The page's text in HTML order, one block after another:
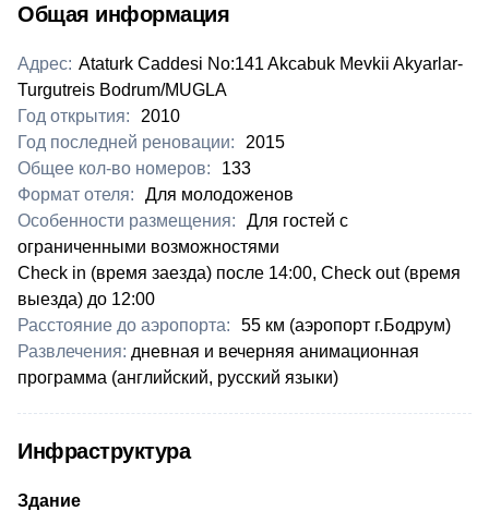
Общая информация
Адрес: Ataturk Caddesi No:141 Akcabuk Mevkii Akyarlar-
Turgutreis Bodrum/MUGLA
Год открытия:
2010
Год последней реновации:
2015
Общее кол-во номеров:
133
Формат отеля:
Для молодоженов
Особенности размещения:
Для гостей с
ограниченными возможностями
​Check in (время заезда) после 14:00, Check out (время
выезда) до 12:00
Расстояние до аэропорта:
55 км (аэропорт г.Бодрум)
Развлечения: дневная и вечерняя анимационная
программа (английский, русский языки)
Инфраструктура
Здание